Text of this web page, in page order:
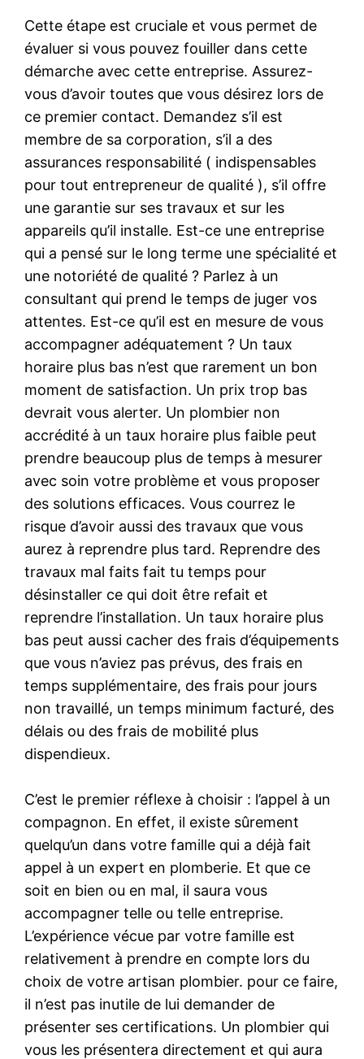
Cette étape est cruciale et vous permet de
évaluer si vous pouvez fouiller dans cette
démarche avec cette entreprise. Assurez-
vous d’avoir toutes que vous désirez lors de
ce premier contact. Demandez s’il est
membre de sa corporation, s’il a des
assurances responsabilité ( indispensables
pour tout entrepreneur de qualité ), s’il offre
une garantie sur ses travaux et sur les
appareils qu’il installe. Est-ce une entreprise
qui a pensé sur le long terme une spécialité et
une notoriété de qualité ? Parlez à un
consultant qui prend le temps de juger vos
attentes. Est-ce qu’il est en mesure de vous
accompagner adéquatement ? Un taux
horaire plus bas n’est que rarement un bon
moment de satisfaction. Un prix trop bas
devrait vous alerter. Un plombier non
accrédité à un taux horaire plus faible peut
prendre beaucoup plus de temps à mesurer
avec soin votre problème et vous proposer
des solutions efficaces. Vous courrez le
risque d’avoir aussi des travaux que vous
aurez à reprendre plus tard. Reprendre des
travaux mal faits fait tu temps pour
désinstaller ce qui doit être refait et
reprendre l’installation. Un taux horaire plus
bas peut aussi cacher des frais d’équipements
que vous n’aviez pas prévus, des frais en
temps supplémentaire, des frais pour jours
non travaillé, un temps minimum facturé, des
délais ou des frais de mobilité plus
dispendieux.
C’est le premier réflexe à choisir : l’appel à un
compagnon. En effet, il existe sûrement
quelqu’un dans votre famille qui a déjà fait
appel à un expert en plomberie. Et que ce
soit en bien ou en mal, il saura vous
accompagner telle ou telle entreprise.
L’expérience vécue par votre famille est
relativement à prendre en compte lors du
choix de votre artisan plombier. pour ce faire,
il n’est pas inutile de lui demander de
présenter ses certifications. Un plombier qui
vous les présentera directement et qui aura